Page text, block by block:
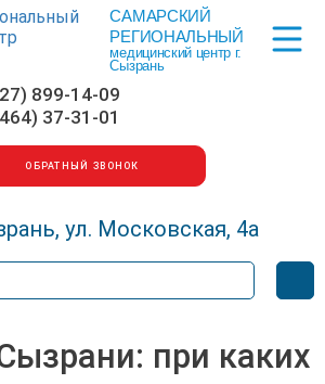
ул. Московская, 4а
САМАРСКИЙ
РЕГИОНАЛЬНЫЙ
медицинский центр г.
Сызрань
Меню
899-14-09
37-31-01
ОБРАТНЫЙ ЗВОНОК
при каких